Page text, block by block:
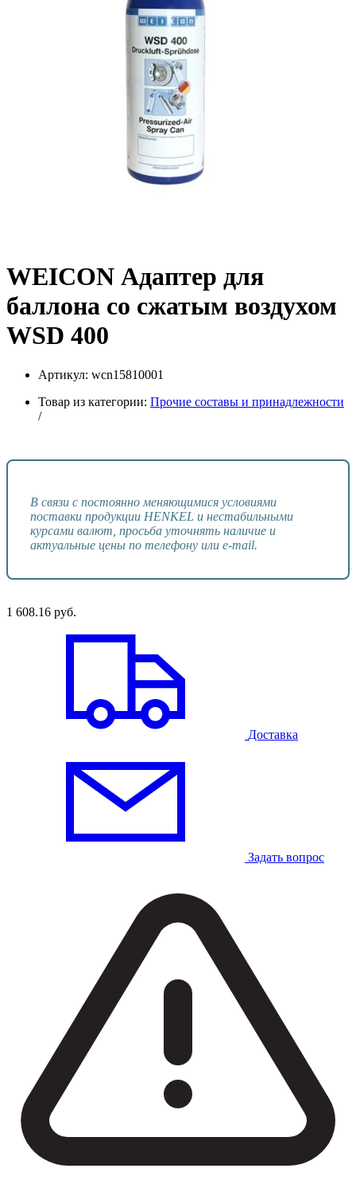
WEICON Адаптер для
баллона со сжатым воздухом
WSD 400
Артикул: wcn15810001
Товар из категории: Прочие составы и принадлежности
/
В связи с постоянно меняющимися условиями
поставки продукции HENKEL и нестабильными
курсами валют, просьба уточнять наличие и
актуальные цены по телефону или e-mail.
1 608.16 руб.
Доставка
Задать вопрос